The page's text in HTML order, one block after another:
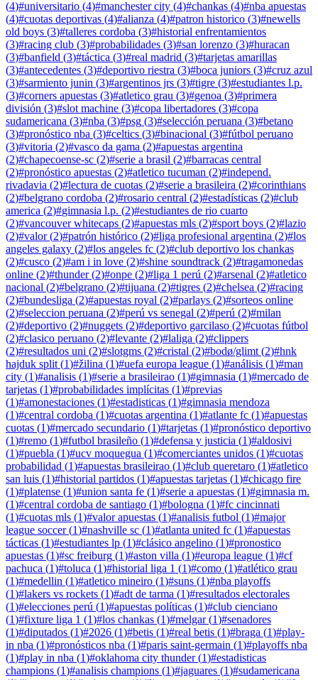
(4)#universitario (4)#manchester city (4)#chankas (4)#nba apuestas
(4)#cuotas deportivas (4)#alianza (4)#patron historico (3)#newells
old boys (3)#talleres cordoba (3)#historial enfrentamientos
(3)#racing club (3)#probabilidades (3)#san lorenzo (3)#huracan
(3)#banfield (3)#táctica (3)#real madrid (3)#tarjetas amarillas
(3)#antecedentes (3)#deportivo riestra (3)#boca juniors (3)#cruz azul
(3)#sarmiento junin (3)#argentinos jrs (3)#tigre (3)#estudiantes l.p.
(3)#corners apuestas (3)#atletico grau (3)#genoa (3)#primera
división (3)#slot machine (3)#copa libertadores (3)#copa
sudamericana (3)#nba (3)#psg (3)#selección peruana (3)#betano
(3)#pronóstico nba (3)#celtics (3)#binacional (3)#fútbol peruano
(3)#vitoria (2)#vasco da gama (2)#apuestas argentina
(2)#chapecoense-sc (2)#serie a brasil (2)#barracas central
(2)#pronóstico apuestas (2)#atletico tucuman (2)#independ.
rivadavia (2)#lectura de cuotas (2)#serie a brasileira (2)#corinthians
(2)#belgrano cordoba (2)#rosario central (2)#estadísticas (2)#club
america (2)#gimnasia l.p. (2)#estudiantes de rio cuarto
(2)#vancouver whitecaps (2)#apuestas mls (2)#sport boys (2)#lazio
(2)#valor(2)#patrón histórico (2)#liga profesional argentina (2)#los
angeles galaxy (2)#los angeles fc (2)#club deportivo los chankas
(2)#cusco (2)#am i in love (2)#shine soundtrack (2)#tragamonedas
online (2)#thunder(2)#onpe (2)#liga 1 perú (2)#arsenal (2)#atletico
nacional (2)#belgrano (2)#tijuana (2)#tigres (2)#chelsea (2)#racing
(2)#bundesliga (2)#apuestas royal (2)#parlays (2)#sorteos online
(2)#seleccion peruana (2)#perú vs senegal (2)#perú (2)#milan
(2)#deportivo (2)#nuggets (2)#deportivo garcilaso (2)#cuotas fútbol
(2)#clasico peruano (2)#levante (2)#laliga (2)#clippers
(2)#resultados uni (2)#slotgms (2)#cristal (2)#bodø/glimt (2)#hnk
hajduk split (1)#žilina (1)#uefa europa league (1)#análisis (1)#man
city (1)#analisis (1)#serie a brasileirao (1)#gimnasia (1)#mercado de
tarjetas (1)#probabilidades implícitas (1)#previas
(1)#amonestaciones (1)#estadisticas (1)#gimnasia mendoza
(1)#central cordoba (1)#cuotas argentina (1)#atlante fc (1)#apuestas
cuotas (1)#mercado secundario (1)#tarjetas (1)#pronóstico deportivo
(1)#remo (1)#futbol brasileño (1)#defensa y justicia (1)#aldosivi
(1)#puebla (1)#ucv moquegua (1)#comerciantes unidos (1)#cuotas
probabilidad (1)#apuestas brasileirao (1)#club queretaro (1)#atletico
san luis (1)#historial partidos (1)#apuestas tarjetas (1)#chicago fire
(1)#platense (1)#union santa fe (1)#serie a apuestas (1)#gimnasia m.
(1)#central cordoba de santiago (1)#bologna (1)#fc cincinnati
(1)#cuotas mls (1)#valor apuestas (1)#analisis futbol (1)#major
league soccer(1)#nashville sc (1)#atlanta united fc (1)#apuestas
tácticas (1)#estudiantes lp (1)#clásico angelino (1)#pronostico
apuestas (1)#sc freiburg (1)#aston villa (1)#europa league (1)#cf
pachuca (1)#toluca (1)#historial liga 1 (1)#como (1)#atlético grau
(1)#medellin (1)#atletico mineiro (1)#suns (1)#nba playoffs
(1)#lakers vs rockets (1)#adt de tarma (1)#resultados electorales
(1)#elecciones perú (1)#apuestas políticas (1)#club cienciano
(1)#fixture liga 1 (1)#los chankas (1)#melgar(1)#senadores
(1)#diputados (1)#2026 (1)#betis (1)#real betis (1)#braga (1)#play-
in nba (1)#pronósticos nba (1)#paris saint-germain (1)#playoffs nba
(1)#play in nba (1)#oklahoma city thunder(1)#estadisticas
champions (1)#analisis champions (1)#jaguares (1)#sudamericana